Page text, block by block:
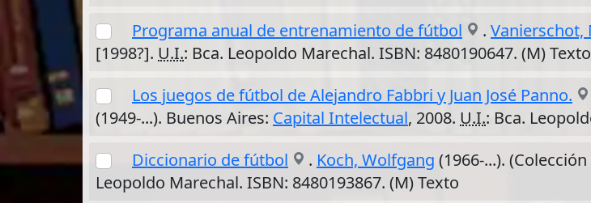
Programa anual de entrenamiento de fútbol
. Vanierschot,
[1998?]. U.I.: Bca. Leopoldo Marechal. ISBN: 8480190647. (M) Texto
Los juegos de fútbol de Alejandro Fabbri y Juan José Panno.
(1949-...). Buenos Aires: Capital Intelectual, 2008. U.I.: Bca.
Diccionario de fútbol
. Koch, Wolfgang (1966-...).
Leopoldo Marechal. ISBN: 8480193867. (M) Texto